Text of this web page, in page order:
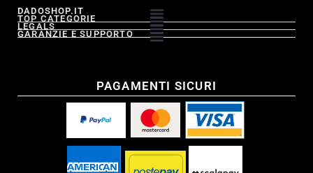
DADOSHOP.IT
TOP CATEGORIE
LEGALS
GARANZIE E SUPPORTO
PAGAMENTI SICURI